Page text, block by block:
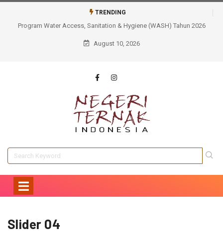
TRENDING
Hygiene (WASH) Tahun 2026 Tidak Sekadar Membangun, AQUA Cianjur
Berkelanjutan Sarana Air Bersih Bagi
August 10, 2026
Slider 04